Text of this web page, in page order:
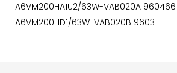
A6VM200HA1U2/63W-VAB020A
A6VM200HD1/63W-VAB020B 9603